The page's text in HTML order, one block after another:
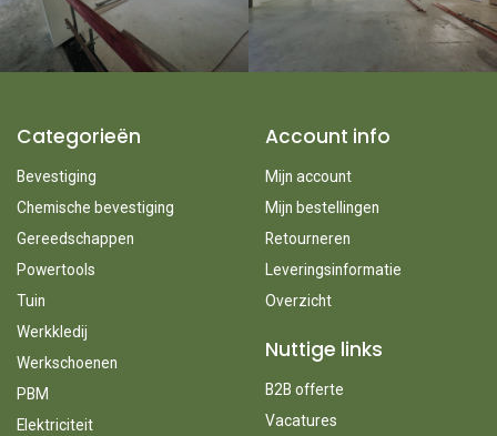
Categorieën
Bevestiging
Chemische bevestiging
Gereedschappen
Powertools
Tuin
Werkkledij
Werkschoenen
PBM
Elektriciteit
Account info
Mijn account
Mijn bestellingen
Retourneren
Leveringsinformatie
Overzicht
Nuttige links
B2B offerte
Vacatures